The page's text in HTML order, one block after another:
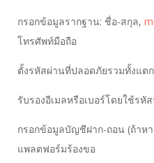
กรอกข้อมูลรากฐาน: ชื่อ-สกุล,
โทรศัพท์มือถือ
ตั้งรหัสผ่านที่ปลอดภัยรวมทั้งแต
รับรองอีเมลหรือเบอร์โดยใช้รหั
กรอกข้อมูลบัญชีฝาก-ถอน (ถ้าห
แพลตฟอร์มร้องขอ